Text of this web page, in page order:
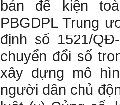
bản để kiện
PBGDPL Trung
định số 1521/
chuyển đổi số
xây dựng mô
người dân chủ